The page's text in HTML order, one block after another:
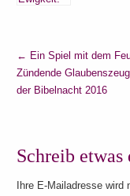
← Ein Spiel mit dem
Zündende
der Bibelnacht 2016
Schreib etwas
Ihre E-Mailadresse